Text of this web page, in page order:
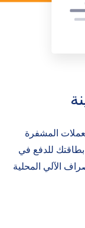
المشفرة
بطاقتك للدفع في
الآلي المحلية